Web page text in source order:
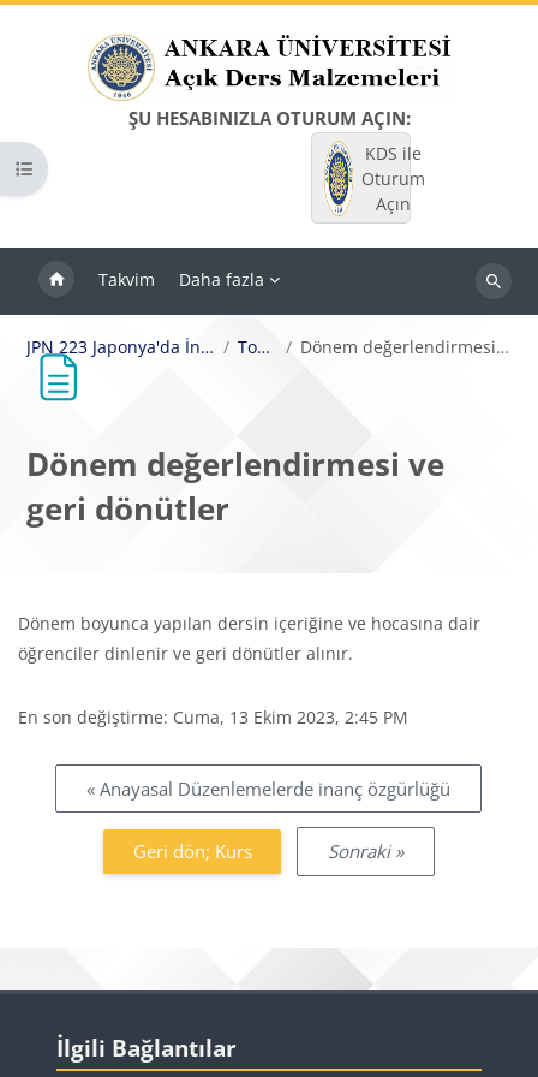
ŞU HESABINIZLA OTURUM AÇIN:
KDS ile
Oturum
Açın
Takvim Daha fazla
Dersleri
Kurs dizinini aç
JPN 223 Japonya'da İnanç ve Siyaset Topic 14 Dönem değerlendirmesi ve geri dönütler
Dönem değerlendirmesi ve
geri dönütler
Bloklar
Dönem boyunca yapılan dersin içeriğine ve hocasına dair
öğrenciler dinlenir ve geri dönütler alınır.
En son değiştirme: Cuma, 13 Ekim 2023, 2:45 PM
Bloklar
« Anayasal Düzenlemelerde inanç özgürlüğü
Geri dön; Kurs Sonraki »
Bloklar
İlgili Bağlantılar